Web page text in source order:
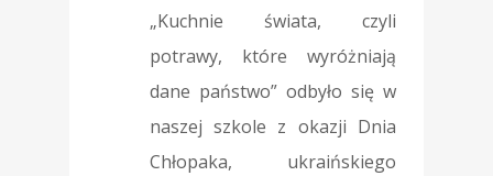
„Kuchnie świata, czyli
potrawy, które wyróżniają
dane państwo” odbyło się w
naszej szkole z okazji Dnia
Chłopaka, ukraińskiego